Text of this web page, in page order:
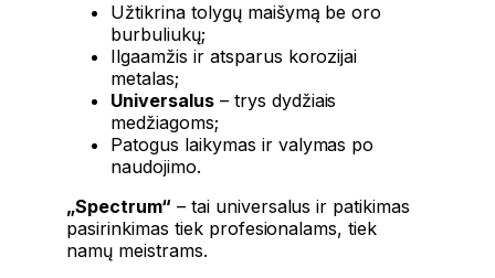
Užtikrina tolygų maišymą be oro
burbuliukų;
Ilgaamžis ir atsparus korozijai
metalas;
Universalus– trys dydžiais
medžiagoms;
Patogus laikymas ir valymas po
naudojimo.
„Spectrum“ – tai universalus ir patikimas
pasirinkimas tiek profesionalams, tiek
namų meistrams.